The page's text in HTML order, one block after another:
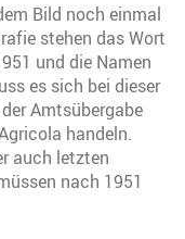
Bild noch einmal
stehen das Wort
und die Namen
es sich bei dieser
Amtsübergabe
handeln.
auch letzten
nach 1951